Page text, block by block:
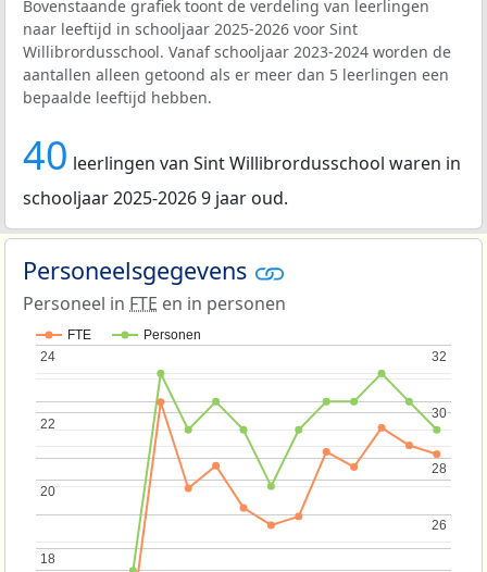
Bovenstaande grafiek toont de verdeling van leerlingen
naar leeftijd in schooljaar 2025-2026 voor Sint
Willibrordusschool. Vanaf schooljaar 2023-2024 worden de
aantallen alleen getoond als er meer dan 5 leerlingen een
bepaalde leeftijd hebben.
40 leerlingen van Sint Willibrordusschool waren in
schooljaar 2025-2026 9 jaar oud.
Personeelsgegevens
Personeel in FTE en in personen
FTE Personen
18
18
20
20
22
22
24
24
26
26
28
28
30
30
32
32